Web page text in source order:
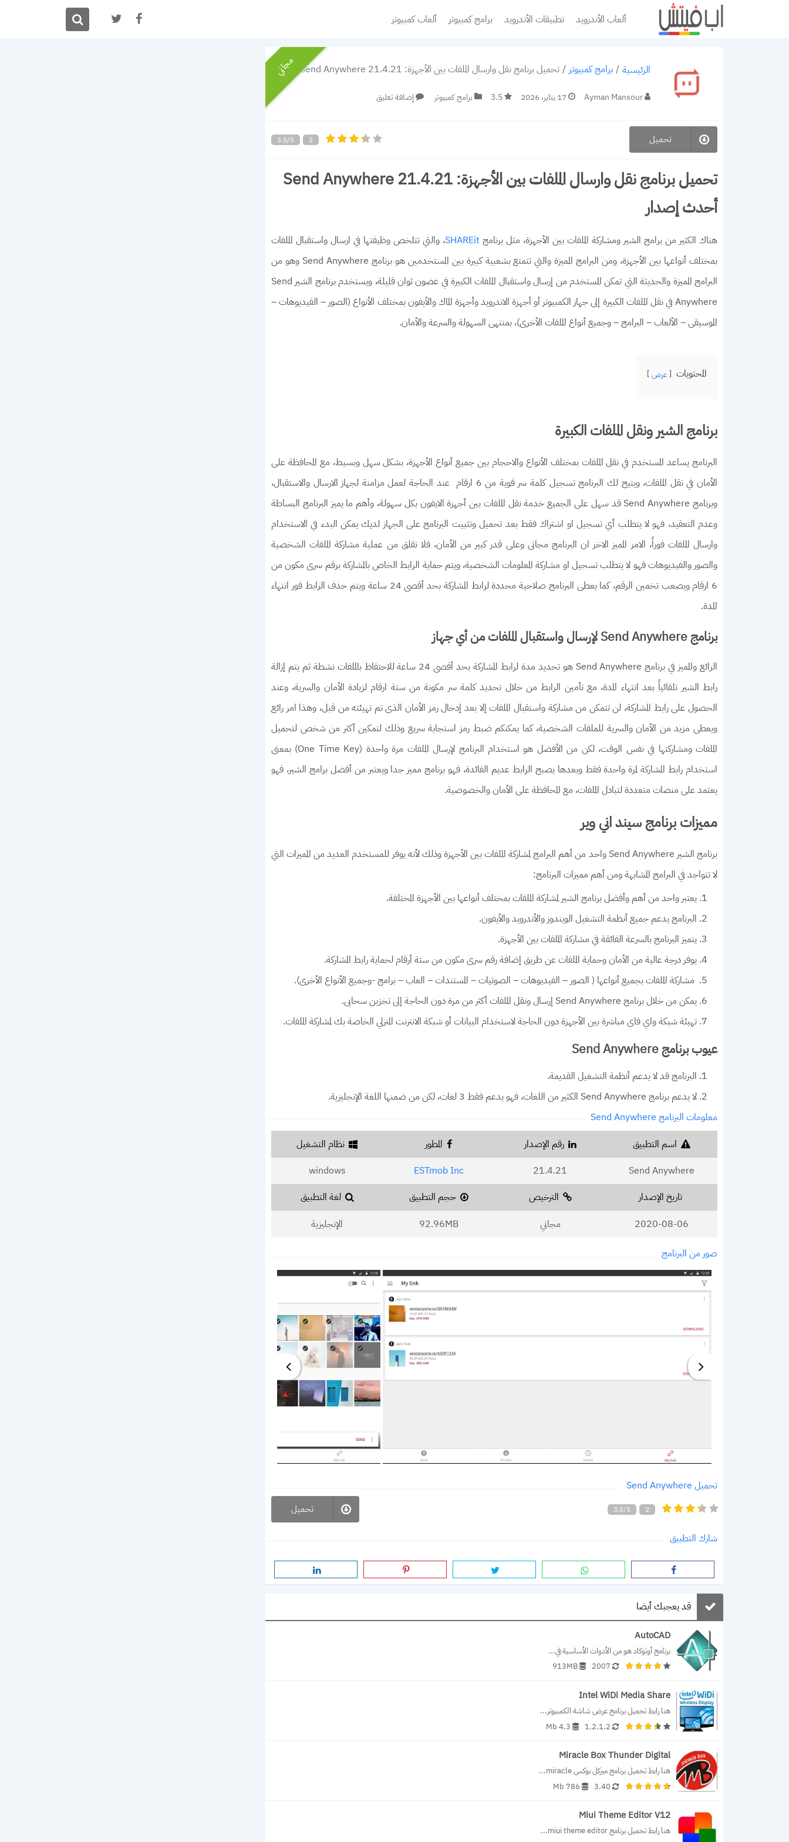
ألعاب الأندرويد تطبيقات الأندرويد برامج كمبيوتر ألعاب كمبيوتر
الرئيسية / برامج كمبيوتر / تحميل برنامج نقل وارسال الملفات بين الأجهزة: Send Anywhere 21.4.21 أحدث إصدار
Ayman Mansour 17 يناير، 2026 3.5 برامج كمبيوتر إضافة تعليق
مجاني
3.5/5 2 تحميل
تحميل برنامج نقل وارسال الملفات بين الأجهزة: Send Anywhere 21.4.21
أحدث إصدار
هناك الكثير من برامج الشير ومشاركة الملفات بين الأجهزة، مثل برنامج SHAREit، والتي تتلخص وظيفتها في ارسال واستقبال الملفات
بمختلف أنواعها بين الأجهزة، ومن البرامج المميزة والتي تتمتع بشعبية كبيرة بين المستخدمين هو برنامج Send Anywhere وهو من
البرامج المميزة والحديثة التي تمكن المستخدم من إرسال واستقبال الملفات الكبيرة في غضون ثوان قليلة، ويستخدم برنامج الشير Send
Anywhere في نقل الملفات الكبيرة إلى جهاز الكمبيوتر أو أجهزة الاندرويد وأجهزة الماك والأيفون بمختلف الأنواع (الصور – الفيديوهات –
الموسيقى – الألعاب – البرامج – وجميع أنواع الملفات الأخرى)، بمنتهى السهولة والسرعة والأمان.
المحتويات عرض
برنامج الشير ونقل الملفات الكبيرة
البرنامج يساعد المستخدم في نقل الملفات بمختلف الأنواع والاحجام بين جميع أنواع الأجهزة، بشكل سهل وبسيط، مع المحافظة على
الأمان في نقل الملفات، ويتيح لك البرنامج تسجيل كلمة سر قوية من 6 ارقام عند الحاجة لعمل مزامنة لجهاز الارسال والاستقبال،
وبرنامج Send Anywhere قد سهل على الجميع خدمة نقل الملفات بين أجهزة الايفون بكل سهولة، وأهم ما يميز البرنامج البساطة
وعدم التعقيد، فهو لا يتطلب أي تسجيل او اشتراك فقط بعد تحميل وتثبيت البرنامج على الجهاز لديك يمكن البدء في الاستخدام
وارسال الملفات فوراً، الامر المميز الاخر ان البرنامج مجانى وعلى قدر كبير من الأمان، فلا تقلق من عملية مشاركة الملفات الشخصية
والصور والفيديوهات فهو لا يتطلب تسجيل او مشاركة المعلومات الشخصية، ويتم حماية الرابط الخاص بالمشاركة برقم سرى مكون من
6 ارقام ويصعب تخمين الرقم، كما يعطى البرنامج صلاحية محددة لرابط المشاركة بحد أقصى 24 ساعة ويتم حذف الرابط فور انتهاء
المدة.
برنامج Send Anywhere لإرسال واستقبال الملفات من أي جهاز
الرائع والمميز في برنامج Send Anywhere هو تحديد مدة لرابط المشاركة بحد أقصى 24 ساعة للاحتفاظ بالملفات نشطة ثم يتم إزالة
رابط الشير تلقائياً بعد انتهاء المدة، مع تأمين الرابط من خلال تحديد كلمة سر مكونة من ستة ارقام لزيادة الأمان والسرية، وعند
الحصول على رابط المشاركة، لن تتمكن من مشاركة واستقبال الملفات إلا بعد إدخال رمز الأمان الذى تم تهيئته من قبل، وهذا امر رائع
ويعطى مزيد من الأمان والسرية للملفات الشخصية، كما يمكنكم ضبط رمز استجابة سريع وذلك لتمكين أكثر من شخص لتحميل
الملفات ومشاركتها في نفس الوقت، لكن من الأفضل هو استخدام البرنامج لإرسال الملفات مرة واحدة (One Time Key) بمعنى
استخدام رابط المشاركة لمرة واحدة فقط وبعدها يصبح الرابط عديم الفائدة، فهو برنامج مميز جدا ويعتبر من أفضل برامج الشير، فهو
يعتمد على منصات متعددة لتبادل الملفات، مع المحافظة على الأمان والخصوصية.
مميزات برنامج سيند اني وير
برنامج الشير Send Anywhere واحد من أهم البرامج لمشاركة الملفات بين الأجهزة وذلك لأنه يوفر للمستخدم العديد من المميزات التي
لا تتواجد في البرامج المشابهة ومن أهم مميزات البرنامج:
يعتبر واحد من أهم وأفضل برنامج الشير لمشاركة الملفات بمختلف أنواعها بين الأجهزة المختلفة.
البرنامج يدعم جميع أنظمة التشغيل الويندوز والأندرويد والأيفون.
يتميز البرنامج بالسرعة الفائقة في مشاركة الملفات بين الأجهزة.
يوفر درجة عالية من الأمان وحماية الملفات عن طريق إضافة رقم سرى مكون من ستة أرقام لحماية رابط المشاركة.
مشاركة الملفات بجميع أنواعها ( الصور – الفيديوهات – الصوتيات – المستندات – العاب – برامج -وجميع الأنواع الأخرى).
يمكن من خلال برنامج Send Anywhere إرسال ونقل الملفات أكثر من مرة دون الحاجة إلى تخزين سحابى.
تهيئة شبكة واي فاى مباشرة بين الأجهزة دون الحاجة لاستخدام البيانات أو شبكة الانترنت المنزلي الخاصة بك لمشاركة الملفات.
عيوب برنامج Send Anywhere
البرنامج قد لا يدعم أنظمة التشغيل القديمة.
لا يدعم برنامج Send Anywhere الكثير من اللغات، فهو يدعم فقط 3 لغات، لكن من ضمنها اللغة الإنجليزية.
معلومات البرنامج Send Anywhere
اسم التطبيق
Send Anywhere
رقم الإصدار
21.4.21
المطور
ESTmob Inc
نظام التشغيل
windows
تاريخ الإصدار
2020-08-06
الترخيص
مجاني
حجم التطبيق
92.96MB
لغة التطبيق
الإنجليزية
صور من البرنامج
تحميل Send Anywhere
3.5/5 2 تحميل
شارك التطبيق
قد يعجبك أيضا
AutoCAD
برنامج أوتوكاد هو من الأدوات الأساسية في...
2007
913MB
Intel WiDi Media Share
هنا رابط تحميل برنامج عرض شاشة الكمبيوتر...
1.2.1.2
4.3 Mb
Miracle Box Thunder Digital
هنا رابط تحميل برنامج ميركل بوكس miracle...
3.40
786 Mb
Miui Theme Editor V12
هنا رابط تحميل برنامج miui theme editor...